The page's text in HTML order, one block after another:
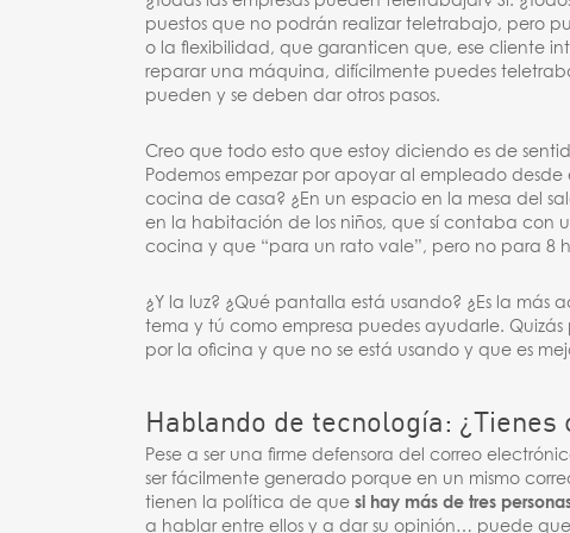
puestos que no podrán realizar teletrabajo, pero
o la flexibilidad, que garanticen que, ese cliente
reparar una máquina, difícilmente puedes
pueden y se deben dar otros pasos.
Creo que todo esto que estoy diciendo es de
Podemos empezar por apoyar al empleado
cocina de casa? ¿En un espacio en la mesa del
en la habitación de los niños, que sí contaba con
cocina y que “para un rato vale”, pero no para 8
¿Y la luz? ¿Qué pantalla está usando? ¿Es la
tema y tú como empresa puedes ayudarle.
por la oficina y que no se está usando y que es
Hablando de tecnología:
Pese a ser una firme defensora del correo
ser fácilmente generado porque en un mismo
tienen la política de quesi hay más de tres
a hablar entre ellos y a dar su opinión… puede